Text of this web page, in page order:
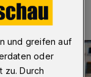
und greifen auf
oder
zu. Durch